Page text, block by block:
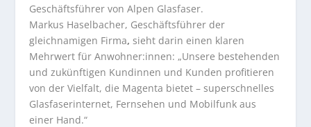
Geschäftsführer von Alpen Glasfaser.
Markus Haselbacher, Geschäftsführer der
gleichnamigen Firma, sieht darin einen klaren
Mehrwert für Anwohner:innen: „Unsere bestehenden
und zukünftigen Kundinnen und Kunden profitieren
von der Vielfalt, die Magenta bietet – superschnelles
Glasfaserinternet, Fernsehen und Mobilfunk aus
einer Hand.“